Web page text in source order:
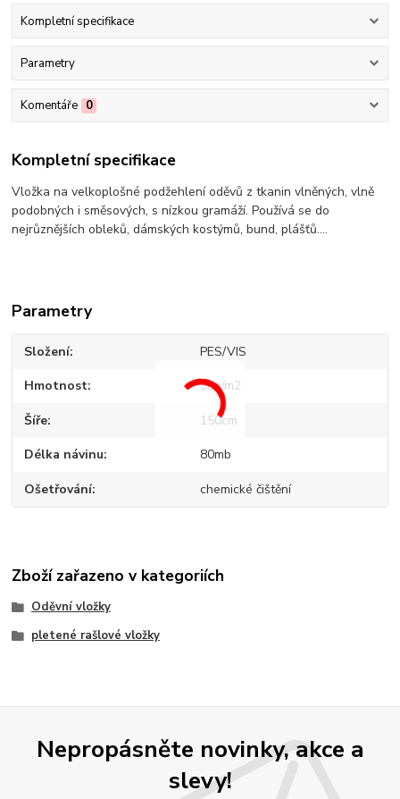
Kompletní specifikace
Parametry
Komentáře 0
Kompletní specifikace
Vložka na velkoplošné podžehlení oděvů z tkanin vlněných, vlně
podobných i směsových, s nízkou gramáží. Používá se do
nejrůznějších obleků, dámských kostýmů, bund, plášťů....
Parametry
Složení PES/VIS
Hmotnost 98g/m2
Šíře 150cm
Délka návinu 80mb
Ošetřování chemické čištění
Zboží zařazeno v kategoriích
Oděvní vložky
pletené rašlové vložky
Nepropásněte novinky, akce a
slevy!